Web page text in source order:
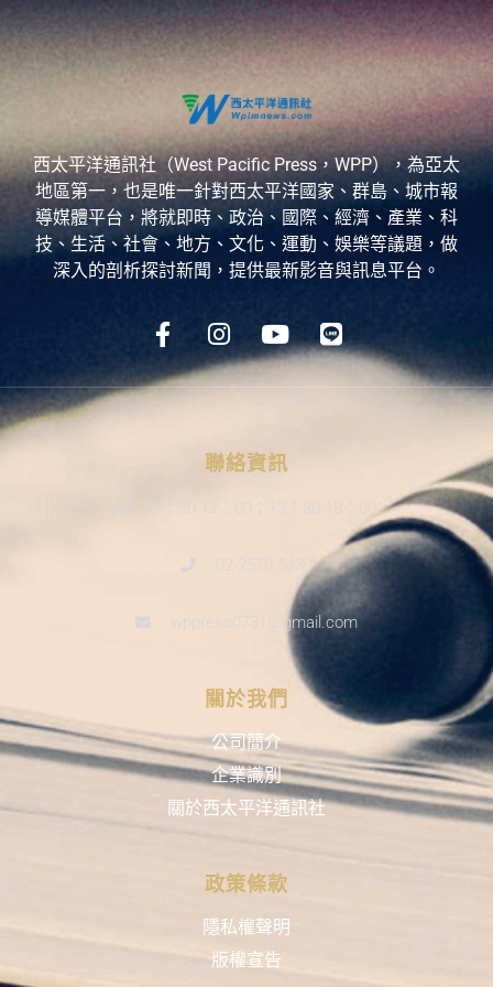
西太平洋通訊社（West Pacific Press，WPP），為亞太
地區第一，也是唯一針對西太平洋國家、群島、城市報
導媒體平台，將就即時、政治、國際、經濟、產業、科
技、生活、社會、地方、文化、運動、娛樂等議題，做
深入的剖析探討新聞，提供最新影音與訊息平台。
聯絡資訊
9：30-12：00；13：30-18：00
02-2570-5439
wppress0731@gmail.com
關於我們
公司簡介
企業識別
關於西太平洋通訊社
政策條款
隱私權聲明
版權宣告